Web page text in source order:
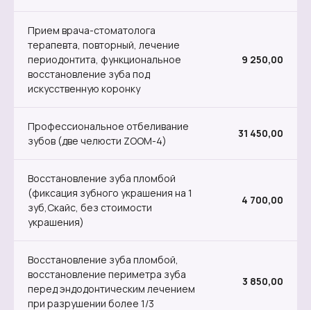
Прием врача-стоматолога
терапевта, повторный, лечение
периодонтита, функциональное
восстановление зуба под
искусственную коронку
9 250,00
Профессиональное отбеливание
зубов (две челюсти ZOOM-4)
31 450,00
Восстановление зуба пломбой
(фиксация зубного украшения на 1
зуб,Скайс, без стоимости
украшения)
4 700,00
Восстановление зуба пломбой,
восстановление периметра зуба
перед эндодонтическим лечением
при разрушении более 1/3
3 850,00